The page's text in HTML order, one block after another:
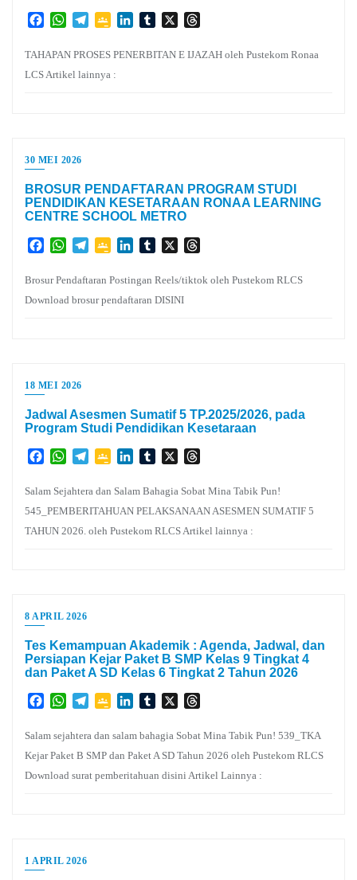
FacebookWhatsApp
TelegramGoogleLinkedInTumblr
X
TAHAPAN PROSES PENERBITAN E IJAZAH oleh Pustekom Ronaa
LCS Artikel lainnya :
30 MEI 2026
BROSUR PENDAFTARAN PROGRAM STUDI
PENDIDIKAN KESETARAAN RONAA LEARNING
CENTRE SCHOOL METRO
FacebookWhatsApp
TelegramGoogleLinkedInTumblr
X
Brosur Pendaftaran Postingan Reels/tiktok oleh Pustekom RLCS
Download brosur pendaftaran DISINI
18 MEI 2026
Jadwal Asesmen Sumatif 5 TP.2025/2026, pada
Program Studi Pendidikan Kesetaraan
FacebookWhatsApp
TelegramGoogleLinkedInTumblr
X
Salam Sejahtera dan Salam Bahagia Sobat Mina Tabik Pun!
545_PEMBERITAHUAN PELAKSANAAN ASESMEN SUMATIF 5
TAHUN 2026. oleh Pustekom RLCS Artikel lainnya :
8 APRIL 2026
Tes Kemampuan Akademik : Agenda, Jadwal, dan
Persiapan Kejar Paket B SMP Kelas 9 Tingkat 4
dan Paket A SD Kelas 6 Tingkat 2 Tahun 2026
FacebookWhatsApp
TelegramGoogleLinkedInTumblr
X
Salam sejahtera dan salam bahagia Sobat Mina Tabik Pun! 539_TKA
Kejar Paket B SMP dan Paket A SD Tahun 2026 oleh Pustekom RLCS
Download surat pemberitahuan disini Artikel Lainnya :
1 APRIL 2026